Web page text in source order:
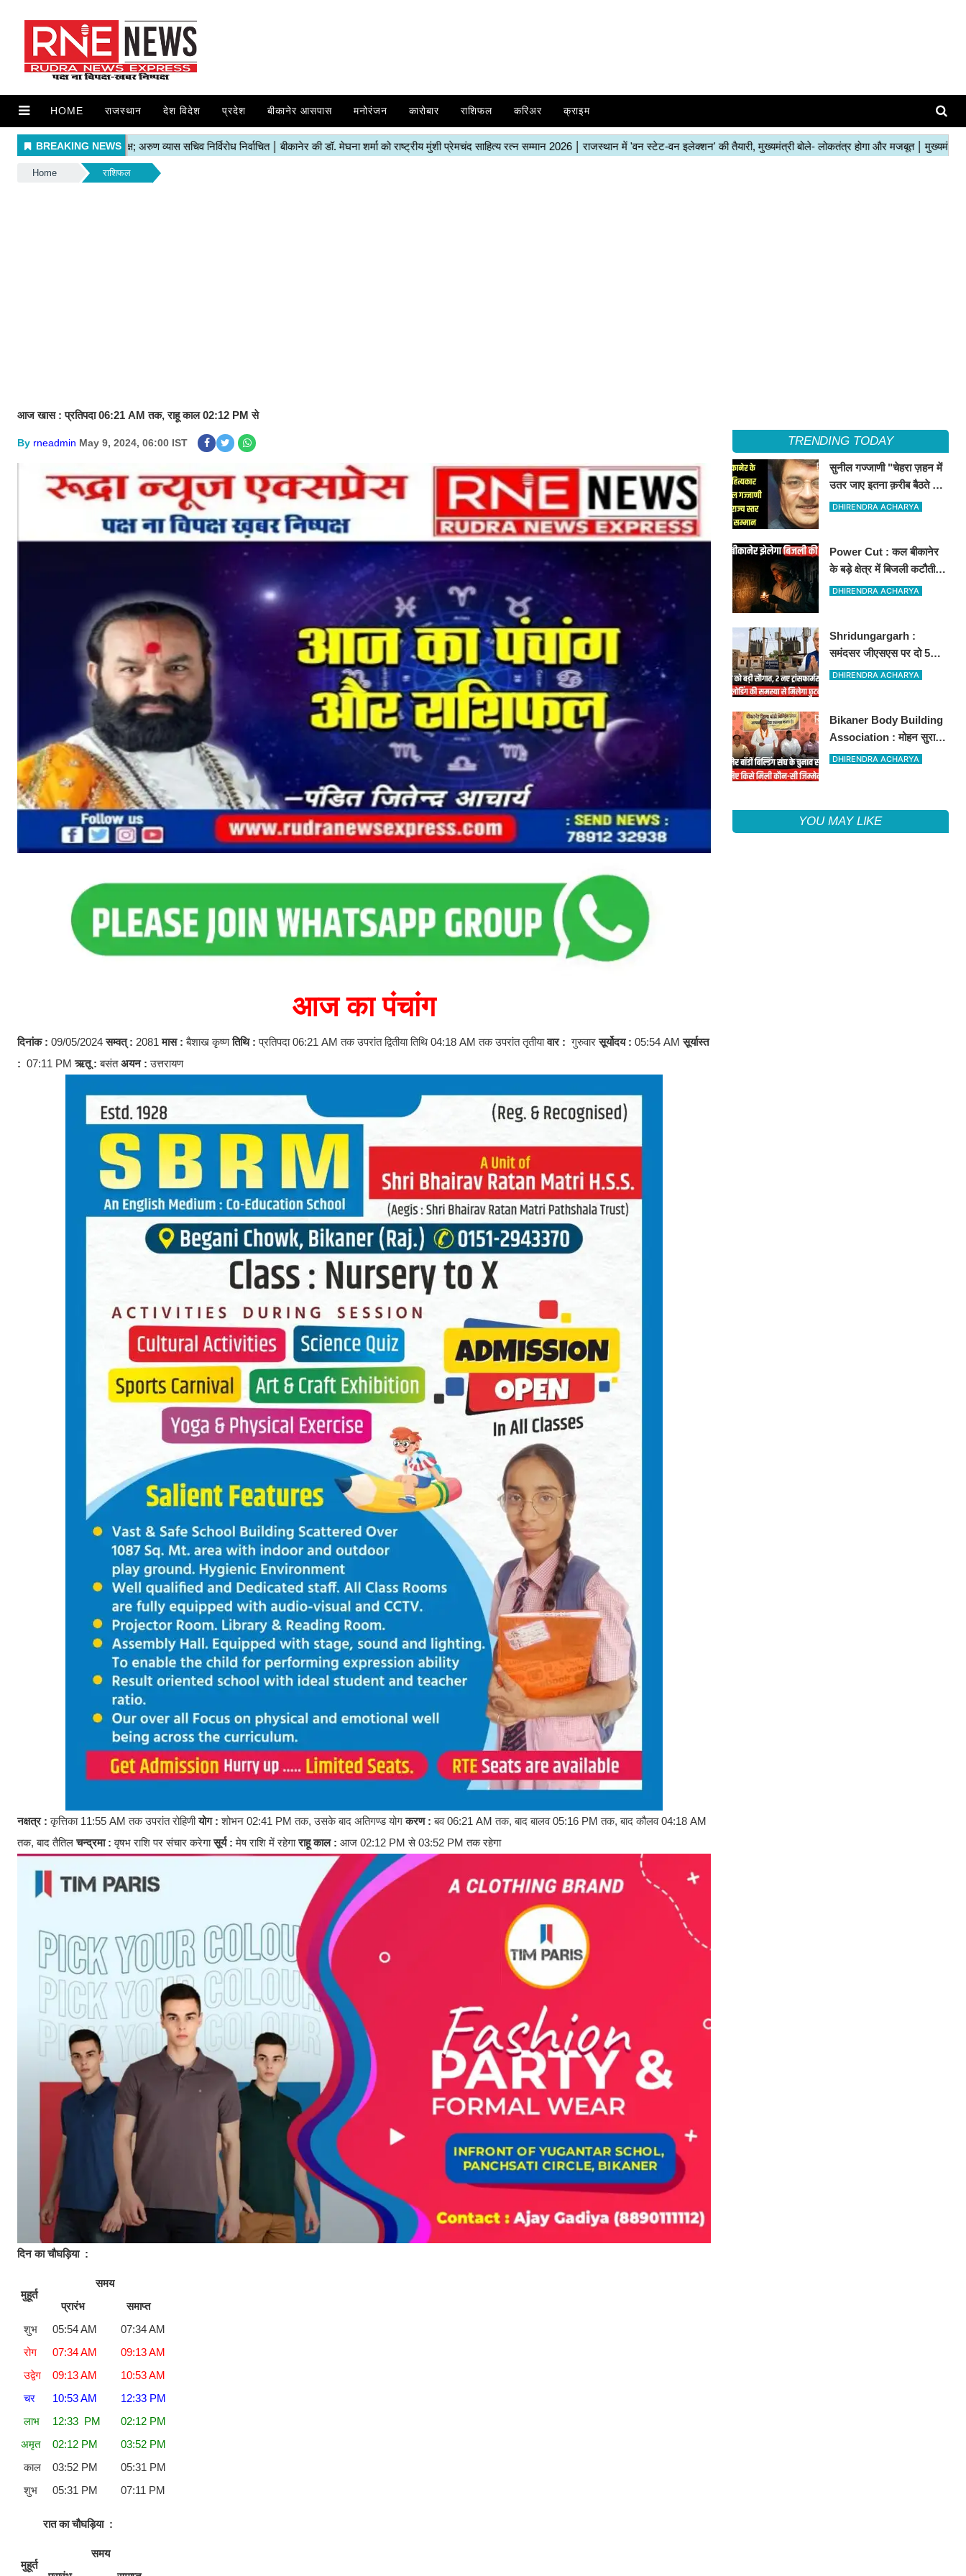
HOME राजस्थान देश विदेश प्रदेश बीकानेर आसपास मनोरंजन कारोबार राशिफल करिअर क्राइम
Home राशिफल
आज खास : प्रतिपदा 06:21 AM तक, राहू काल 02:12 PM से
By rneadmin May 9, 2024, 06:00 IST
आज का पंचांग
दिनांक : 09/05/2024सम्वत् : 2081मास : बैशाख कृष्णतिथि :प्रतिपदा 06:21 AM तक उपरांत द्वितीया तिथि 04:18 AM तक उपरांत तृतीयावार :गुरुवारसूर्योदय : 05:54 AMसूर्यास्त
: 07:11 PMऋतू : बसंतअयन : उत्तरायण
नक्षत्र :कृत्तिका 11:55 AM तक उपरांत रोहिणीयोग : शोभन 02:41 PM तक, उसके बाद अतिगण्ड योगकरण :बव 06:21 AM तक, बाद बालव 05:16 PM तक, बाद कौलव 04:18 AM
तक, बाद तैतिलचन्द्रमा : वृषभ राशि पर संचार करेगासूर्य : मेष राशि में रहेगाराहू काल : आज 02:12 PM से 03:52 PM तक रहेगा
दिन का चौघड़िया :
मुहूर्त
समय
प्रारंभ
समाप्त
शुभ
05:54 AM
07:34 AM
रोग
07:34 AM
09:13 AM
उद्वेग
09:13 AM
10:53 AM
चर
10:53 AM
12:33 PM
लाभ
12:33 PM
02:12 PM
अमृत
02:12 PM
03:52 PM
काल
03:52 PM
05:31 PM
शुभ
05:31 PM 07:11 PM
रात का चौघड़िया :
मुहूर्त
समय
TRENDING TODAY
सुनील गज्जाणी "चेहरा ज़हन में
उतर जाए इतना क़रीब बैठते थे
वो...." नामक कविता के लिए
DHIRENDRA ACHARYA
Power Cut : कल बीकानेर
के बड़े क्षेत्र में बिजली कटौती,
इन इलाकों में 3 घंटों के लिए
DHIRENDRA ACHARYA
Shridungargarh :
समंदसर जीएसएस पर दो 5
एमवीए पावर ट्रांसफार्मरों की
रंग
DHIRENDRA ACHARYA
Bikaner Body Building
Association : मोहन सुराणा
बने अध्यक्ष; अरुण व्यास सचिव
DHIRENDRA ACHARYA
YOU MAY LIKE